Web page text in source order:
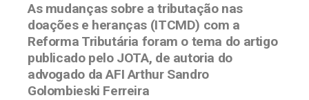
As mudanças sobre a tributação nas
doações e heranças (ITCMD) com a
Reforma Tributária foram o tema do artigo
publicado pelo JOTA, de autoria do
advogado da AFI Arthur Sandro
Golombieski Ferreira